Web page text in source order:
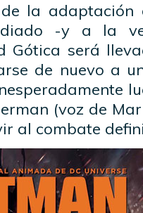
la
-y a la
Gótica será
de nuevo a
(voz de
al combate